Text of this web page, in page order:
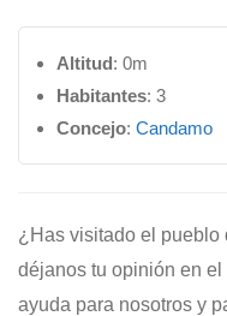
Altitud: 0m
Habitantes: 3
Concejo: Candamo
¿Has visitado el pueblo
déjanos tu opinión en
ayuda para nosotros y